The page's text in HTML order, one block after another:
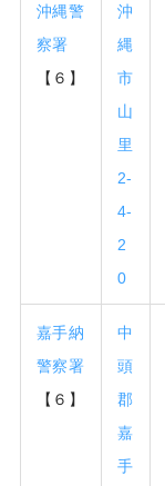
沖縄警
察署
【６】
沖
縄
市
山
里
2-
4-
2
0
嘉手納
警察署
【６】
中
頭
郡
嘉
手